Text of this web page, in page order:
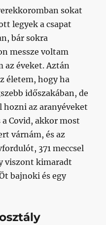
sokat
legyek a csapat
bár sokra
messze voltam
az éveket. Aztán
életem, hogy ha
időszakában, de
hozni az aranyéveket
Covid, akkor most
várnám, és az
371 meccsel
viszont kimaradt
bajnoki és egy